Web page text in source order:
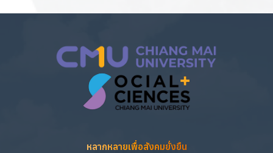
หลากหลายเพื่อสังคมยั่งยืน